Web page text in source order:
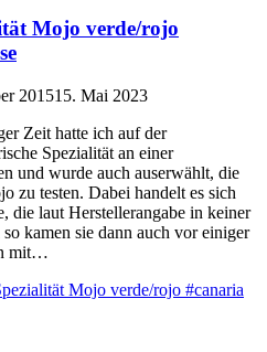
Mojo verde/rojo
201515. Mai 2023
Zeit hatte ich auf der
Spezialität an einer
und wurde auch auserwählt, die
zu testen. Dabei handelt es sich
die laut Herstellerangabe in keiner
kamen sie dann auch vor einiger
mit…
Mojo verde/rojo #canaria